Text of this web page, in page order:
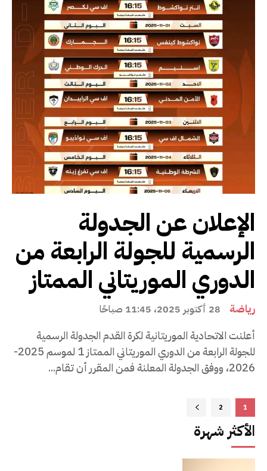
الإعلان عن الجدولة
الرسمية للجولة الرابعة من
الدوري الموريتاني الممتاز
رياضة 28 أكتوبر 2025، 11:45 صباحًا
أعلنت الاتحادية الموريتانية لكرة القدم الجدولة الرسمية
للجولة الرابعة من الدوري الموريتاني الممتاز 1 لموسم 2025-
2026، ووفق الجدولة المعلنة فمن المقرر أن تقام...
1
2
الأكثر شهرة